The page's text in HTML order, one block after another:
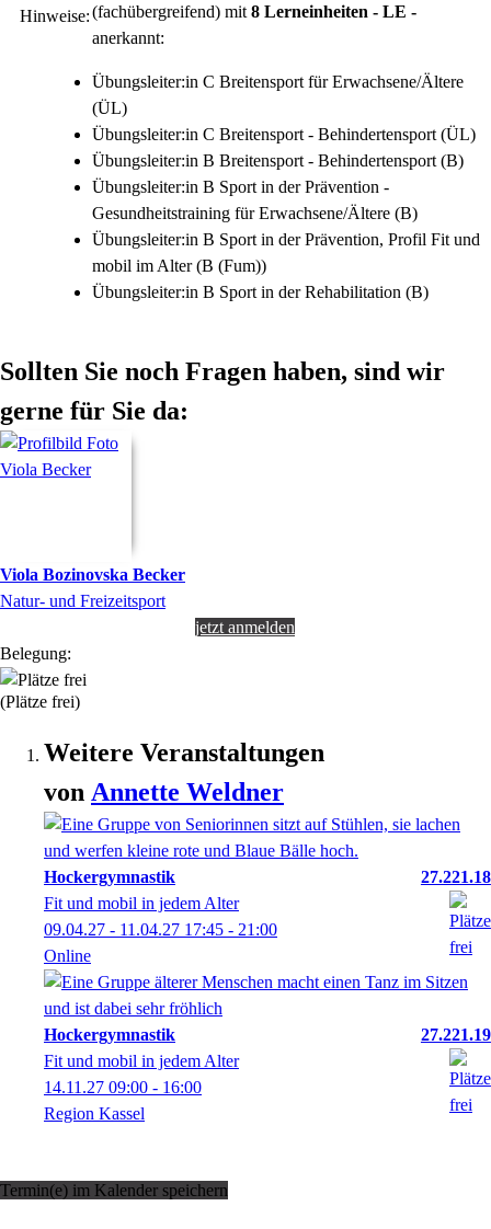
Hinweise:(fachübergreifend) mit 8 Lerneinheiten - LE -
anerkannt:
Übungsleiter:in C Breitensport für Erwachsene/Ältere
(ÜL)
Übungsleiter:in C Breitensport - Behindertensport (ÜL)
Übungsleiter:in B Breitensport - Behindertensport (B)
Übungsleiter:in B Sport in der Prävention -
Gesundheitstraining für Erwachsene/Ältere (B)
Übungsleiter:in B Sport in der Prävention, Profil Fit und
mobil im Alter (B (Fum))
Übungsleiter:in B Sport in der Rehabilitation (B)
Sollten Sie noch Fragen haben, sind wir
gerne für Sie da:
Viola Bozinovska Becker
Natur- und Freizeitsport
jetzt anmelden
Belegung:
(Plätze frei)
Weitere Veranstaltungen
von Annette Weldner
Hockergymnastik
27.221.18
Fit und mobil in jedem Alter
09.04.27 - 11.04.27 17:45 - 21:00
Online
Hockergymnastik
27.221.19
Fit und mobil in jedem Alter
14.11.27 09:00 - 16:00
Region Kassel
Termin(e) im Kalender speichern